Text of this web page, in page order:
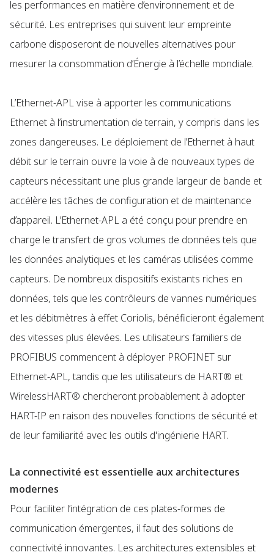
les performances en matière d’environnement et de
sécurité. Les entreprises qui suivent leur empreinte
carbone disposeront de nouvelles alternatives pour
mesurer la consommation d’Énergie à l’échelle mondiale.
L’Ethernet-APL vise à apporter les communications
Ethernet à l’instrumentation de terrain, y compris dans les
zones dangereuses. Le déploiement de l’Ethernet à haut
débit sur le terrain ouvre la voie à de nouveaux types de
capteurs nécessitant une plus grande largeur de bande et
accélère les tâches de configuration et de maintenance
d’appareil. L’Ethernet-APL a été conçu pour prendre en
charge le transfert de gros volumes de données tels que
les données analytiques et les caméras utilisées comme
capteurs. De nombreux dispositifs existants riches en
données, tels que les contrôleurs de vannes numériques
et les débitmètres à effet Coriolis, bénéficieront également
des vitesses plus élevées. Les utilisateurs familiers de
PROFIBUS commencent à déployer PROFINET sur
Ethernet-APL, tandis que les utilisateurs de HART® et
WirelessHART® chercheront probablement à adopter
HART-IP en raison des nouvelles fonctions de sécurité et
de leur familiarité avec les outils d'ingénierie HART.
La connectivité est essentielle aux architectures
modernes
Pour faciliter l’intégration de ces plates-formes de
communication émergentes, il faut des solutions de
connectivité innovantes. Les architectures extensibles et